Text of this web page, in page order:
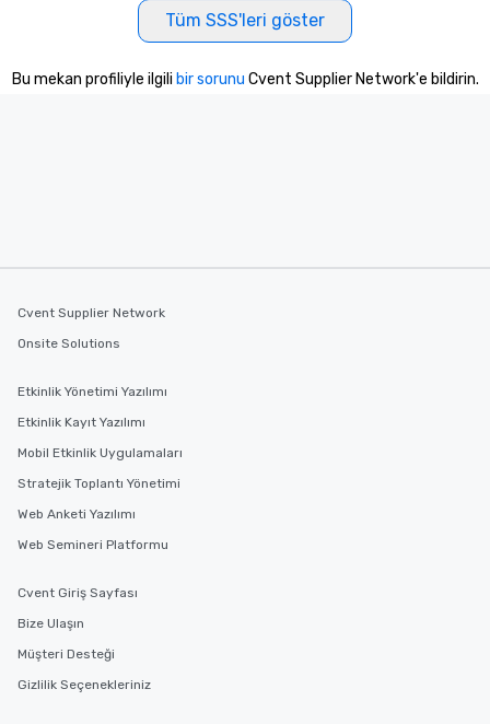
Tüm SSS'leri göster
Bu mekan profiliyle ilgili bir sorunu Cvent Supplier Network'e bildirin.
Cvent Supplier Network
Onsite Solutions
Etkinlik Yönetimi Yazılımı
Etkinlik Kayıt Yazılımı
Mobil Etkinlik Uygulamaları
Stratejik Toplantı Yönetimi
Web Anketi Yazılımı
Web Semineri Platformu
Cvent Giriş Sayfası
Bize Ulaşın
Müşteri Desteği
Gizlilik Seçenekleriniz